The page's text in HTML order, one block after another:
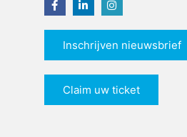
Inschrijven nieuwsbrief
Claim uw ticket